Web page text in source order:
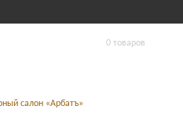
0 товаров